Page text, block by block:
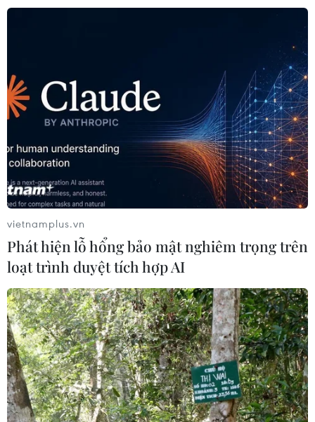
Thụy Sĩ cân nhắc quan điểm đàm phán về
Quan hệ giữa Thụy Sĩ và EU đã trở nên căng thẳng sau
khi Bern quyết định chấm dứt nhiều năm đàm phán
hướng tới một thỏa thuận hợp tác rộng rãi với khối.
vietnamplus.vn
Phát hiện lỗ hổng bảo mật nghiêm trọng trên
loạt trình duyệt tích hợp AI